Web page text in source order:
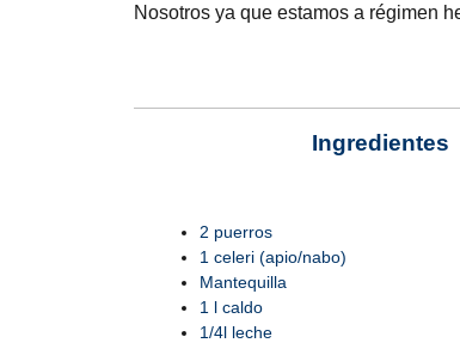
Nosotros ya que estamos a régimen
Ingredientes
2 puerros
1 celeri (apio/nabo)
Mantequilla
1 l caldo
1/4l leche